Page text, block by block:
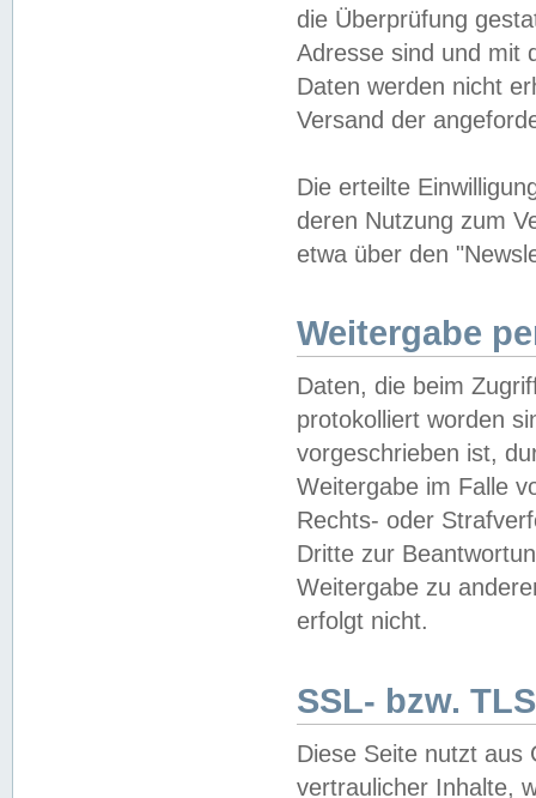
die Überprüfung
Adresse sind und mit
Daten werden nicht
Versand der
Die erteilte
deren Nutzung zum
etwa über den
Weitergabe
Daten, die beim
protokolliert worden
vorgeschrieben ist,
Weitergabe im Falle
Rechts- oder
Dritte zur
Weitergabe zu
erfolgt nicht.
SSL- bzw.
Diese Seite nutzt aus
vertraulicher Inhalte,